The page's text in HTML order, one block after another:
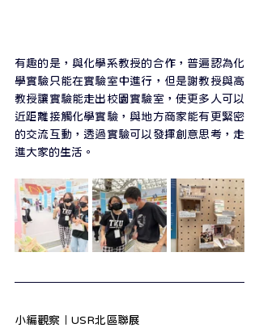
有趣的是，與化學系教授的合作，普遍認為化
學實驗只能在實驗室中進行，但是謝教授與高
教授讓實驗能走出校園實驗室，使更多人可以
近距離接觸化學實驗，與地方商家能有更緊密
的交流互動，透過實驗可以發揮創意思考，走
進大家的生活。
小編觀察｜USR北區聯展